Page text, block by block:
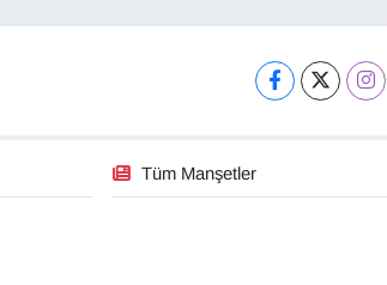
Tüm Manşetler